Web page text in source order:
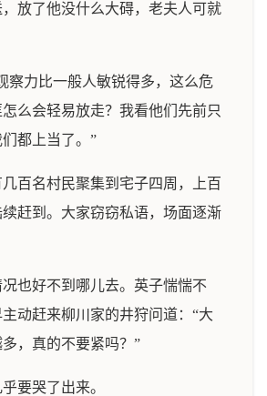
放了他没什么大碍，老夫人可就
察力比一般人敏锐得多，这么危
么会轻易放走？我看他们先前只
都上当了。”
百名村民聚集到宅子四周，上百
赶到。大家窃窃私语，场面逐渐
也好不到哪儿去。英子惴惴不
动赶来柳川家的井狩问道：“大
，真的不要紧吗？”
要哭了出来。